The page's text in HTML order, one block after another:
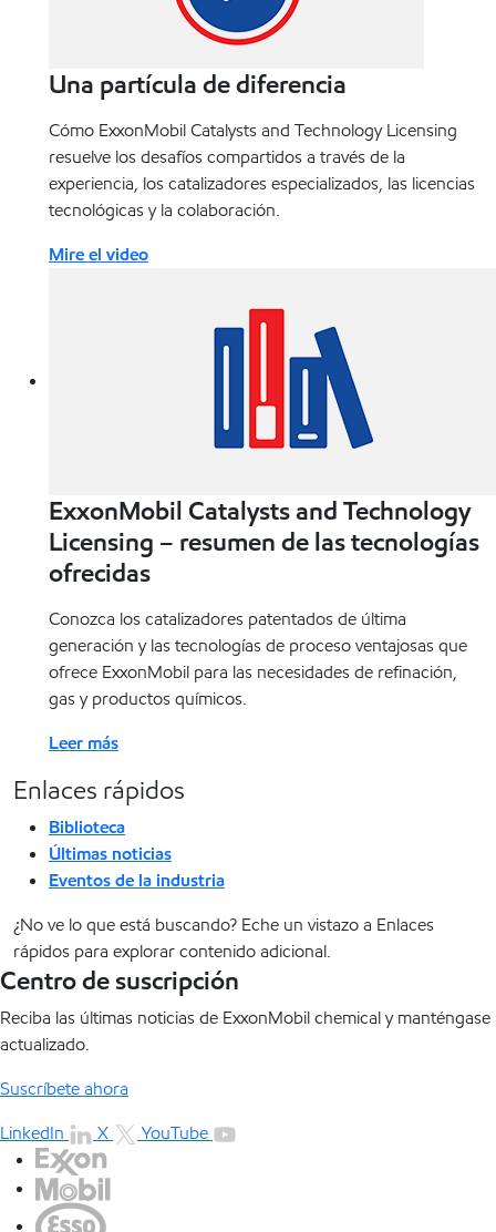
Una partícula de diferencia
Cómo ExxonMobil Catalysts and Technology Licensing
resuelve los desafíos compartidos a través de la
experiencia, los catalizadores especializados, las licencias
tecnológicas y la colaboración.
Mire el video
ExxonMobil Catalysts and Technology
Licensing – resumen de las tecnologías
ofrecidas
Conozca los catalizadores patentados de última
generación y las tecnologías de proceso ventajosas que
ofrece ExxonMobil para las necesidades de refinación,
gas y productos químicos.
Leer más
Enlaces rápidos
Biblioteca
Últimas noticias
Eventos de la industria
¿No ve lo que está buscando? Eche un vistazo a Enlaces
rápidos para explorar contenido adicional.
Centro de suscripción
Reciba las últimas noticias de ExxonMobil chemical y manténgase
actualizado.
Suscríbete ahora
LinkedIn
X YouTube